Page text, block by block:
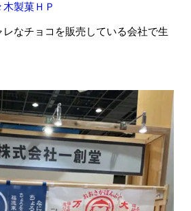
木製菓ＨＰ
なチョコを販売している会社で生